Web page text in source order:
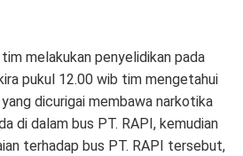
melakukan penyelidikan pada
pukul 12.00 wib tim mengetahui
dicurigai membawa narkotika
di dalam bus PT. RAPI, kemudian
terhadap bus PT. RAPI tersebut,